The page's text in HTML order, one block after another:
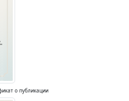
о публикации